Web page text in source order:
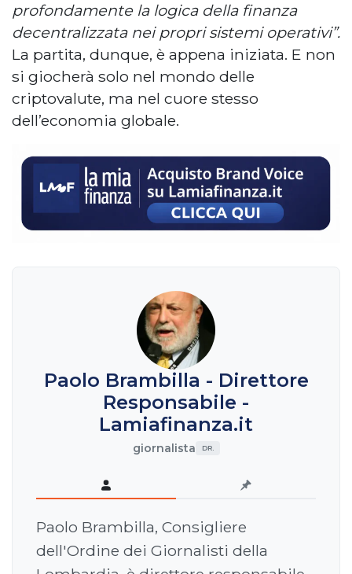
profondamente la logica della finanza
decentralizzata nei propri sistemi operativi”.
La partita, dunque, è appena iniziata. E non
si giocherà solo nel mondo delle
criptovalute, ma nel cuore stesso
dell’economia globale.
Paolo Brambilla - Direttore
Responsabile -
Lamiafinanza.it
giornalista DR.
Paolo Brambilla, Consigliere
dell'Ordine dei Giornalisti della